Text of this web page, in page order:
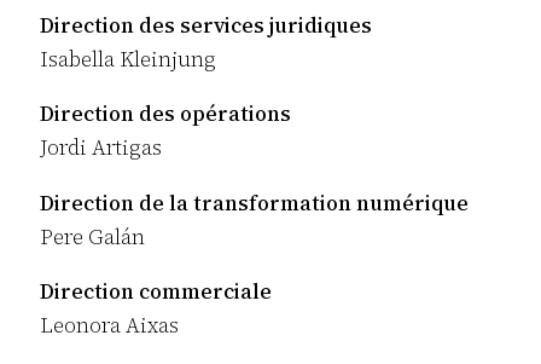
Direction des services juridiques
Isabella Kleinjung
Direction des opérations
Jordi Artigas
Direction de la transformation numérique
Pere Galán
Direction commerciale
Leonora Aixas